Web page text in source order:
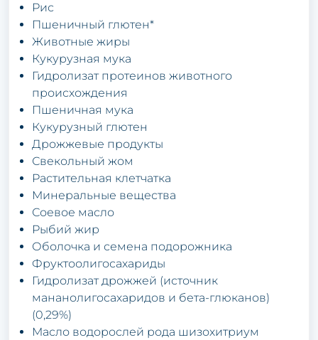
Рис
Пшеничный глютен*
Животные жиры
Кукурузная мука
Гидролизат протеинов животного
происхождения
Пшеничная мука
Кукурузный глютен
Дрожжевые продукты
Свекольный жом
Растительная клетчатка
Минеральные вещества
Соевое масло
Рыбий жир
Оболочка и семена подорожника
Фруктоолигосахариды
Гидролизат дрожжей (источник
мананолигосахаридов и бета-глюканов)
(0,29%)
Масло водорослей рода шизохитриум